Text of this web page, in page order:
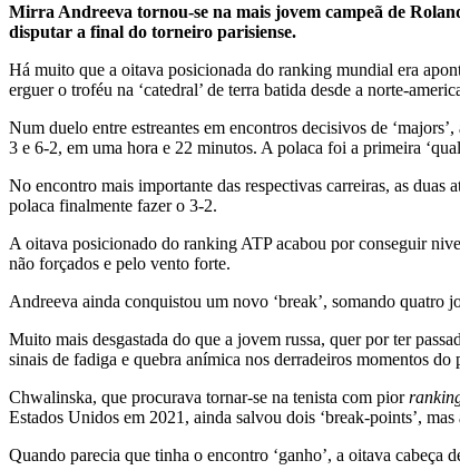
Mirra Andreeva tornou-se na mais jovem campeã de
disputar a final do torneiro parisiense.
Há muito que a oitava posicionada do ranking mundial era
erguer o troféu na ‘catedral’ de terra batida desde a norte-
Num duelo entre estreantes em encontros decisivos de
3 e 6-2, em uma hora e 22 minutos. A polaca foi a primeira
No encontro mais importante das respectivas carreiras, as duas
polaca finalmente fazer o 3-2.
A oitava posicionado do ranking ATP acabou por conseguir
não forçados e pelo vento forte.
Andreeva ainda conquistou um novo ‘break’, somando
Muito mais desgastada do que a jovem russa, quer por ter
sinais de fadiga e quebra anímica nos derradeiros momentos
Chwalinska, que procurava tornar-se na tenista com pior
Estados Unidos em 2021, ainda salvou dois ‘break-points’,
Quando parecia que tinha o encontro ‘ganho’, a oitava cabeça